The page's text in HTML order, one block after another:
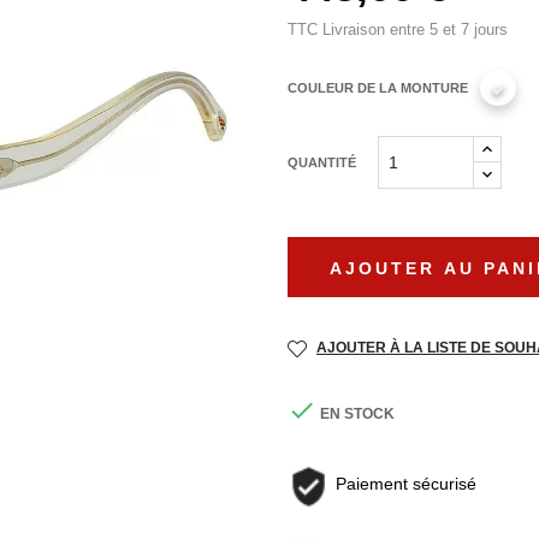
TTC Livraison entre 5 et 7 jours
COULEUR DE LA MONTURE
QUANTITÉ
AJOUTER AU
AJOUTER À LA LISTE DE
 EN STOCK
Paiement sécurisé